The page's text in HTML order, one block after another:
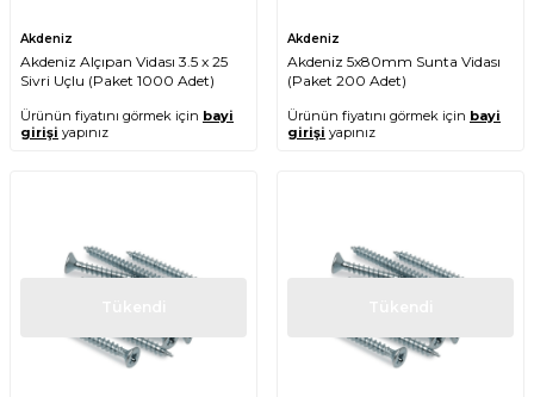
Akdeniz
Akdeniz Alçıpan Vidası 3.5 x 25
Sivri Uçlu (Paket 1000 Adet)
Ürünün fiyatını görmek için bayi
girişi yapınız
Akdeniz
Akdeniz 5x80mm Sunta Vidası
(Paket 200 Adet)
Ürünün fiyatını görmek için bayi
girişi yapınız